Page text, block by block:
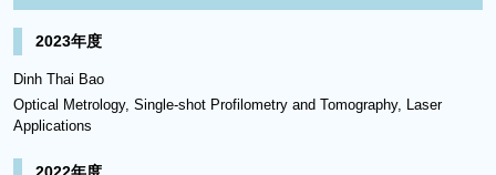
2023年度
Dinh Thai Bao
Optical Metrology, Single-shot Profilometry and Tomography, Laser
Applications